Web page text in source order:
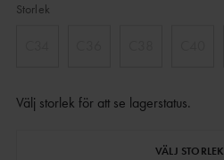
Storlek
Välj storlek för att se lagerstatus.
VÄLJ STORLEK